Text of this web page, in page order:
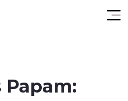
Papam: